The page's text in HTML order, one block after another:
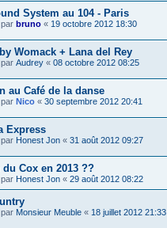
System au 104 - Paris
bruno « 19 octobre 2012 18:30
Womack + Lana del Rey
Audrey « 08 octobre 2012 08:25
au Café de la danse
Nico « 30 septembre 2012 20:41
Express
Honest Jon « 31 août 2012 09:27
Cox en 2013 ??
Honest Jon « 29 août 2012 08:22
Monsieur Meuble « 18 juillet 2012 21:33